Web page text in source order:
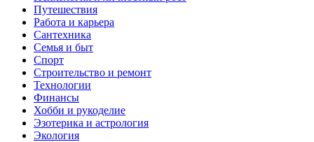
Путешествия
Работа и карьера
Сантехника
Семья и быт
Спорт
Строительство и ремонт
Технологии
Финансы
Хобби и рукоделие
Эзотерика и астрология
Экология